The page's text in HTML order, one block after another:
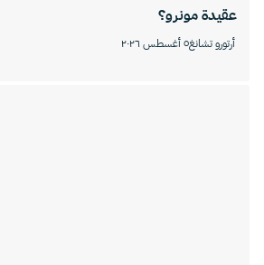
عقيدة مونرو؟
أرتورو تشانغ٥ أغسطس ٢٠٢٦